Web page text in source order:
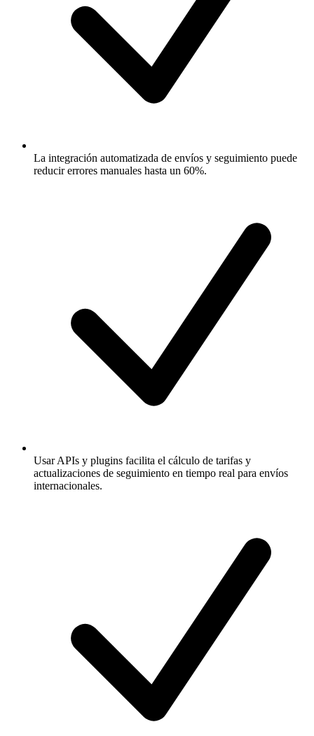
La integración automatizada de envíos y seguimiento puede
reducir errores manuales hasta un 60%.
Usar APIs y plugins facilita el cálculo de tarifas y
actualizaciones de seguimiento en tiempo real para envíos
internacionales.